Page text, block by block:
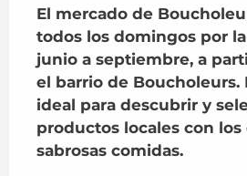
El mercado de
todos los domingos por
junio a septiembre, a
el barrio de Boucholeurs.
ideal para descubrir y
productos locales con
sabrosas comidas.